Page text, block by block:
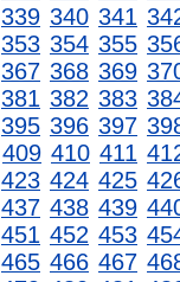
339 340 341
353 354 355
367 368 369
381 382 383
395 396 397
409 410 411
423 424 425
437 438 439
451 452 453
465 466 467